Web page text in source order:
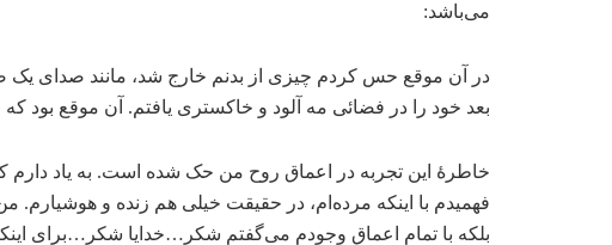
می‌باشد:
در آن موقع حس کردم چیزی از بدنم خارج شد، مانند صدای
بعد خود را در فضائی مه آلود و خاکستری یافتم. آن موقع بود
خاطرۀ این تجربه در اعماق روح من حک شده است. به یاد
فهمیدم با اینکه مرده‌ام، در حقیقت خیلی هم زنده و
بلکه با تمام اعماق وجودم می‌گفتم شکر…خدایا شکر…برای